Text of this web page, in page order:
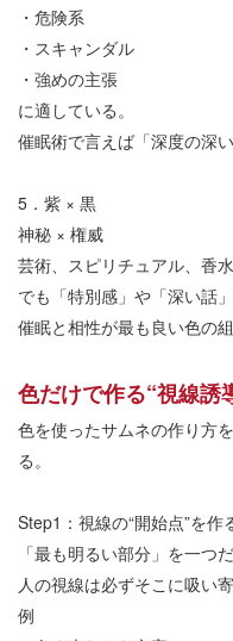
・危険系
・スキャンダル
・強めの主張
に適している。
催眠術で言えば「深度の深
5 ．紫 × 黒
神秘 × 権威
芸術、スピリチュアル、香
でも「特別感」や「深い話
催眠と相性が最も良い色の組
色だけで作る“視線誘
色を使ったサムネの作り方
る。
Step1 ：視線の“開始点”を作
「最も明るい部分」を一つ
人の視線は必ずそこに吸い寄
例